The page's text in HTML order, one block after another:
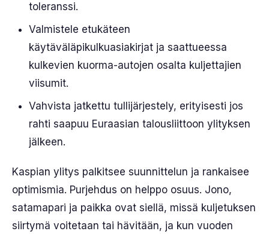
toleranssi.
Valmistele etukäteen
käytäväläpikulkuasiakirjat ja saattueessa
kulkevien kuorma-autojen osalta kuljettajien
viisumit.
Vahvista jatkettu tullijärjestely, erityisesti jos
rahti saapuu Euraasian talousliittoon ylityksen
jälkeen.
Kaspian ylitys palkitsee suunnittelun ja rankaisee
optimismia. Purjehdus on helppo osuus. Jono,
satamapari ja paikka ovat siellä, missä kuljetuksen
siirtymä voitetaan tai hävitään, ja kun vuoden